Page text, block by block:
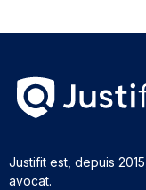
Justifit est, depuis
avocat.